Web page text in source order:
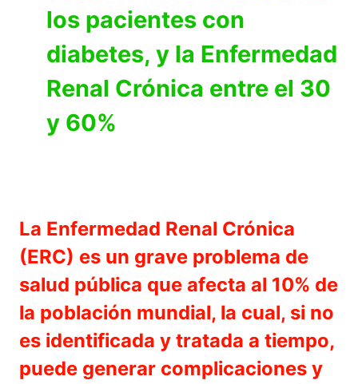
los pacientes con
diabetes, y la Enfermedad
Renal Crónica entre el 30
y 60%
La Enfermedad Renal Crónica
(ERC) es un grave problema de
salud pública que afecta al 10% de
la población mundial, la cual, si no
es identificada y tratada a tiempo,
puede generar complicaciones y